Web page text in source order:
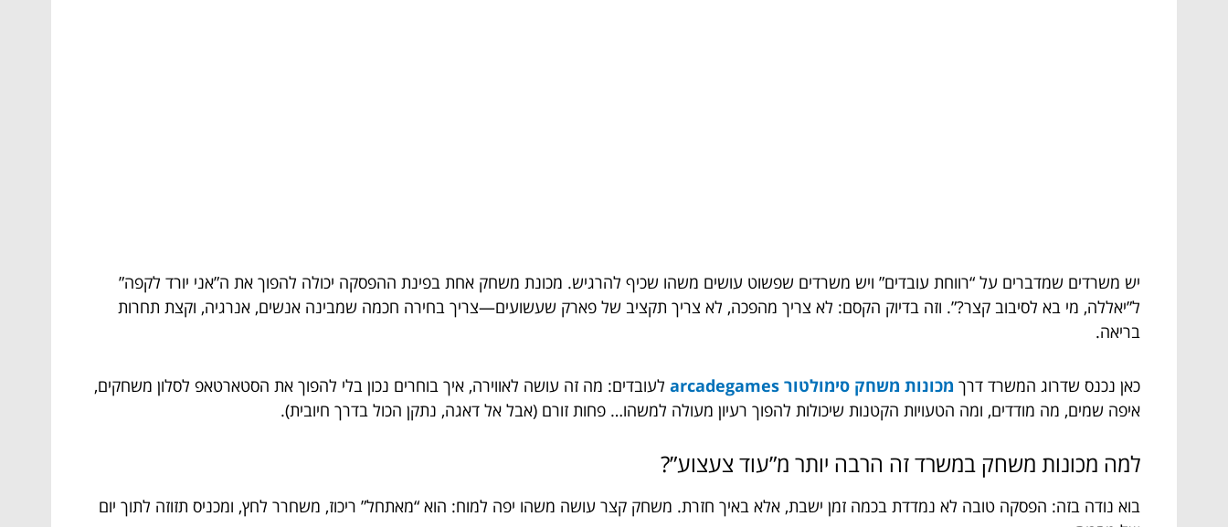
יש משרדים שמדברים על “רווחת עובדים” ויש משרדים שפשוט עושים משהו שכיף להרגיש. מכונת משחק אחת בפינת ההפסקה יכולה להפוך את ה”אני יורד לקפה”
ל”יאללה, מי בא לסיבוב קצר?”. וזה בדיוק הקסם: לא צריך מהפכה, לא צריך תקציב של פארק שעשועים—צריך בחירה חכמה שמבינה אנשים, אנרגיה, וקצת תחרות
בריאה.
כאן נכנס שדרוג המשרד דרך מכונות משחק סימולטור arcadegames
לעובדים: מה זה עושה לאווירה, איך בוחרים נכון בלי להפוך את הסטארטאפ לסלון משחקים,
איפה שמים, מה מודדים, ומה הטעויות הקטנות שיכולות להפוך רעיון מעולה למשהו… פחות זורם (אבל אל דאגה, נתקן הכול בדרך חיובית).
למה מכונות משחק במשרד זה הרבה יותר מ”עוד צעצוע”?
בוא נודה בזה: הפסקה טובה לא נמדדת בכמה זמן ישבת, אלא באיך חזרת. משחק קצר עושה משהו יפה למוח: הוא “מאתחל” ריכוז, משחרר לחץ, ומכניס תזוזה לתוך יום